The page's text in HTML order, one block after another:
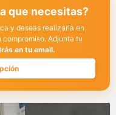
que necesitas?
y deseas realizarla en
Adjunta tu
en tu email.